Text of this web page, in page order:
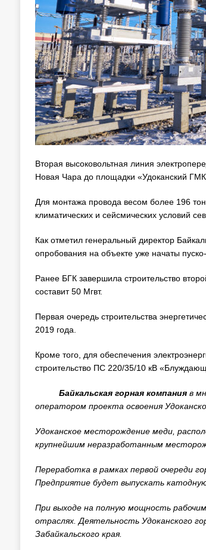
Вторая высоковольтная линия
Новая Чара до площадки «Удоканский
Для монтажа провода весом более 196
климатических и сейсмических условий
Как отметил генеральный директор
опробования на объекте уже начаты
Ранее БГК завершила строительство
составит 50 Мгвт.
Первая очередь строительства
2019 года.
Кроме того, для обеспечения
строительство ПС 220/35/10 кВ
Байкальская горная компания в
оператором проекта освоения
Удоканское месторождение меди,
крупнейшим неразработанным
Переработка в рамках первой очереди
Предприятие будет выпускать
При выходе на полную мощность
отраслях. Деятельность Удоканского
Забайкальского края.